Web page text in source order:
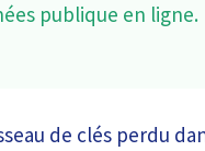
publique en ligne.
de clés perdu